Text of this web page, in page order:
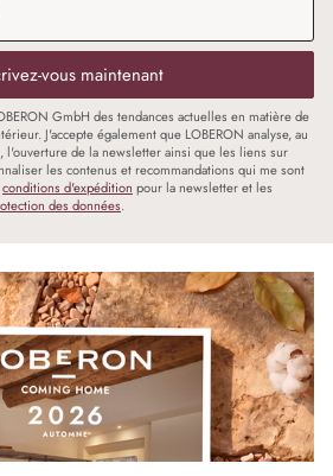
vous maintenant
GmbH des tendances actuelles en matière de
J'accepte également que LOBERON analyse, au
l'ouverture de la newsletter ainsi que les liens sur
les contenus et recommandations qui me sont
conditions d'expédition pour la newsletter et les
des données.